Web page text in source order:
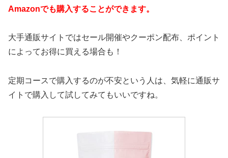
Amazonでも購入することができます。
大手通販サイトではセール開催やクーポン配布、ポイント
によってお得に買える場合も！
定期コースで購入するのが不安という人は、気軽に通販サ
イトで購入して試してみてもいいですね。